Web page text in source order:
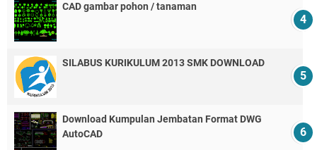
CAD gambar pohon / tanaman
SILABUS KURIKULUM 2013 SMK DOWNLOAD
Download Kumpulan Jembatan Format DWG
AutoCAD